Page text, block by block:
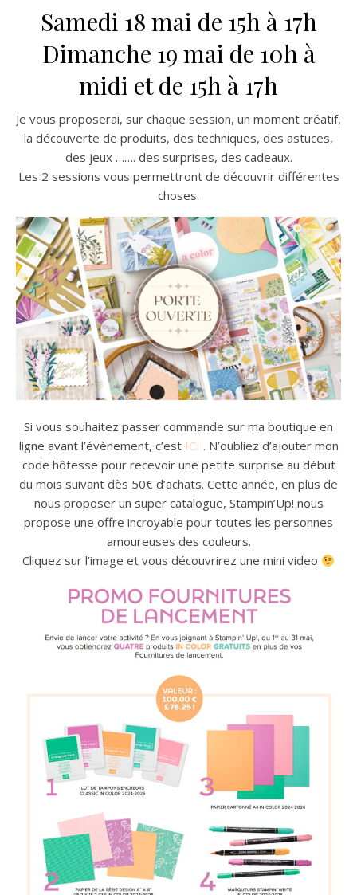
Samedi 18 mai de 15h à 17h
Dimanche 19 mai de 10h à
midi et de 15h à 17h
Je vous proposerai, sur chaque session, un moment créatif,
la découverte de produits, des techniques, des astuces,
des jeux ……. des surprises, des cadeaux.
Les 2 sessions vous permettront de découvrir différentes
choses.
Si vous souhaitez passer commande sur ma boutique en
ligne avant l’évènement, c’est ICI . N’oubliez d’ajouter mon
code hôtesse pour recevoir une petite surprise au début
du mois suivant dès 50€ d’achats. Cette année, en plus de
nous proposer un super catalogue, Stampin’Up! nous
propose une offre incroyable pour toutes les personnes
amoureuses des couleurs.
Cliquez sur l’image et vous découvrirez une mini video